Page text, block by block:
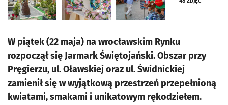
W piątek (22 maja) na wrocławskim Rynku
rozpoczął się Jarmark Świętojański. Obszar przy
Pręgierzu, ul. Oławskiej oraz ul. Świdnickiej
zamienił się w wyjątkową przestrzeń przepełnioną
kwiatami, smakami i unikatowym rękodziełem.